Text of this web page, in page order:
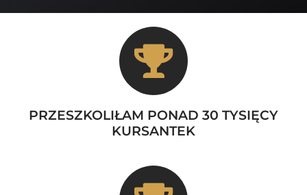
PRZESZKOLIŁAM PONAD 30 TYSIĘCY
KURSANTEK